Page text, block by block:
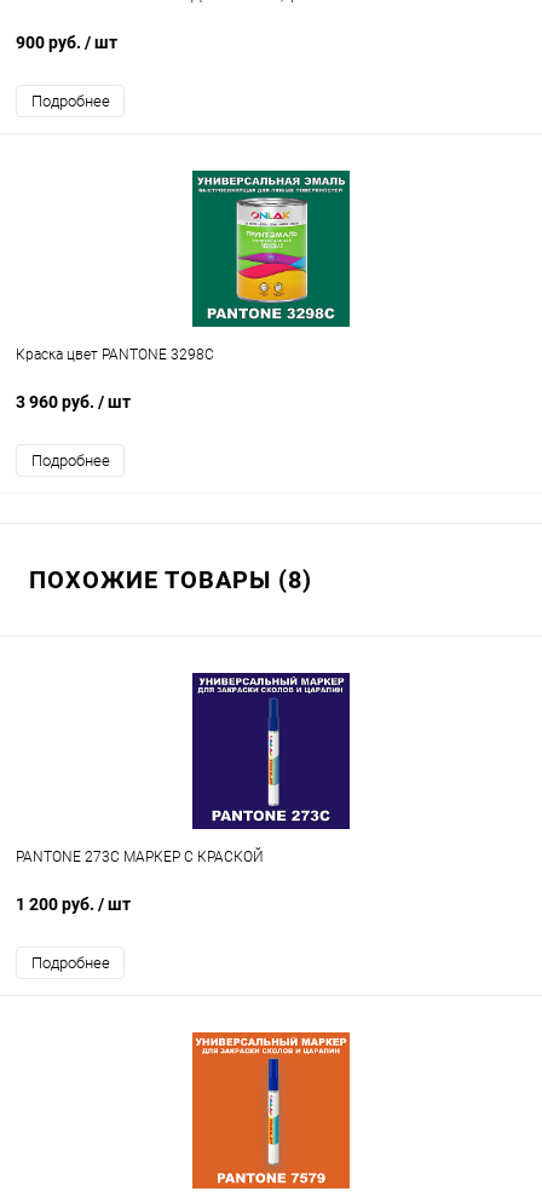
900 руб. / шт
Подробнее
Краска цвет PANTONE 3298C
3 960 руб. / шт
Подробнее
ПОХОЖИЕ ТОВАРЫ (8)
PANTONE 273C МАРКЕР С КРАСКОЙ
1 200 руб. / шт
Подробнее